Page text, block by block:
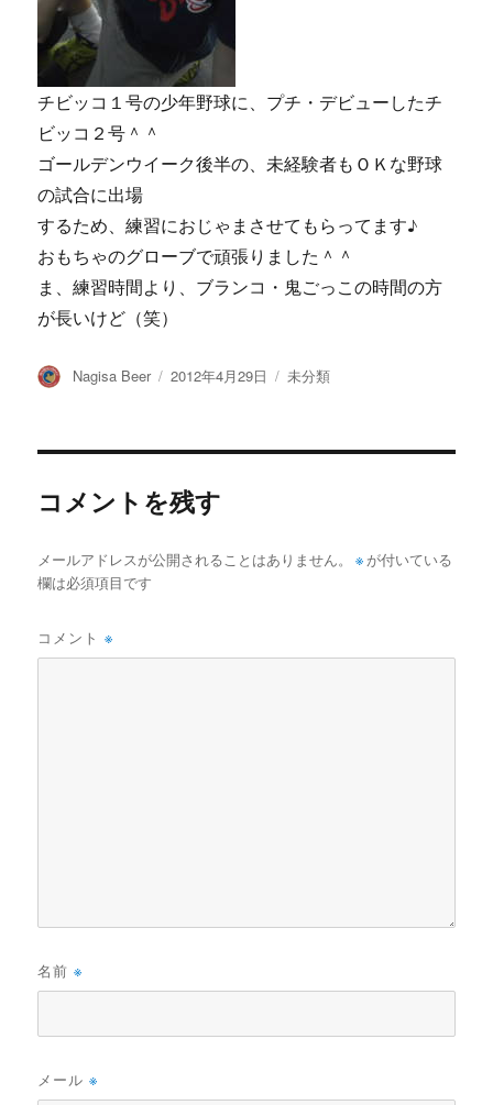
チビッコ１号の少年野球に、プチ・デビューしたチ
ビッコ２号＾＾
ゴールデンウイーク後半の、未経験者もＯＫな野球
の試合に出場
するため、練習におじゃまさせてもらってます♪
おもちゃのグローブで頑張りました＾＾
ま、練習時間より、ブランコ・鬼ごっこの時間の方
が長いけど（笑）
投
Nagisa Beer
投
2012年4月29日
カ
未分類
コメントを残す
メールアドレスが公開されることはありません。 ※ が付いている
欄は必須項目です
コメント※
名前※
メール※